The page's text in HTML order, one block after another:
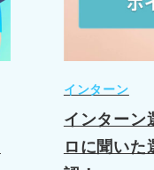
インターン
インターン
ロに聞いた